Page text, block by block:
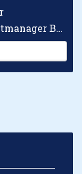
Checkpoint Systems Key Accountmanager Benelux